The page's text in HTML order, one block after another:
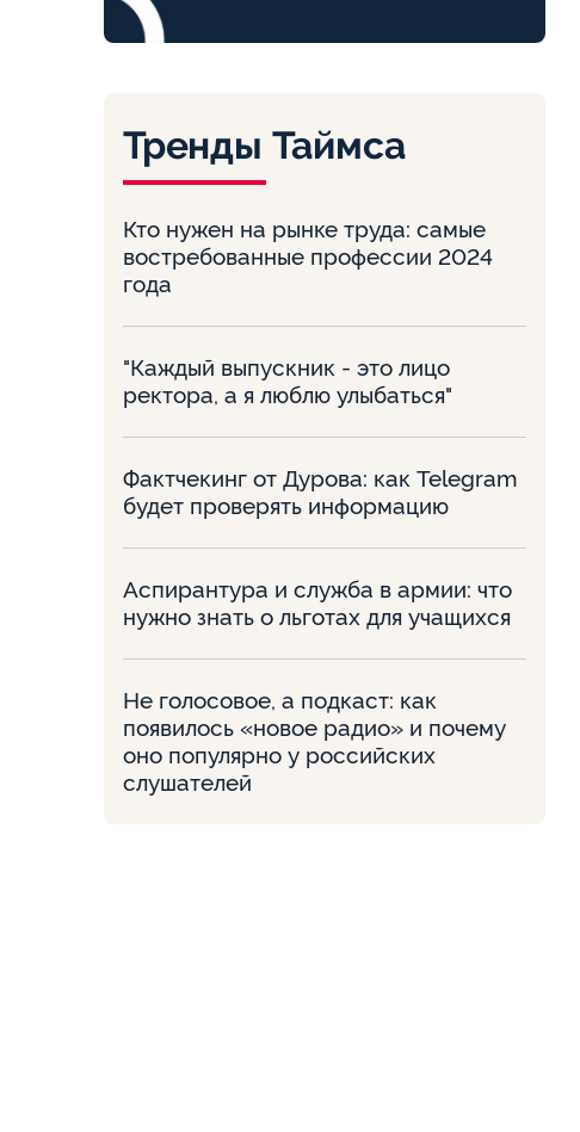
Тренды Таймса
Кто нужен на рынке труда: самые
востребованные профессии 2024
года
"Каждый выпускник - это лицо
ректора, а я люблю улыбаться"
Фактчекинг от Дурова: как Telegram
будет проверять информацию
Аспирантура и служба в армии: что
нужно знать о льготах для учащихся
Не голосовое, а подкаст: как
появилось «новое радио» и почему
оно популярно у российских
слушателей